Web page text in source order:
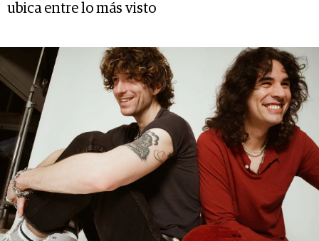
ubica entre lo más visto